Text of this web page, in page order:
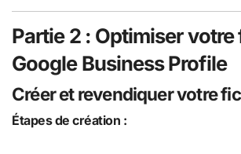
Partie 2 : Optimiser votre
Google Business Profile
Créer et revendiquer votre
Étapes de création :